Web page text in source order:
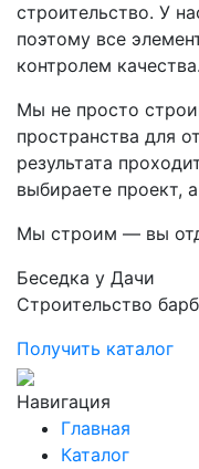
строительство. У
поэтому все
контролем качества.
Мы не просто
пространства для
результата
выбираете проект,
Мы строим — вы
Беседка у Дачи
Строительство
Получить каталог
Навигация
Главная
Каталог